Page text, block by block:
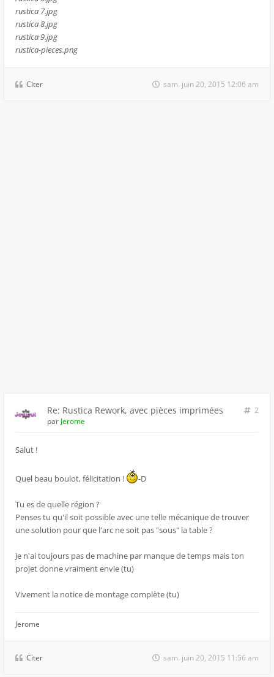
rustica 7.jpg
rustica 8.jpg
rustica 9.jpg
rustica-pieces.png
Citer sam. juin 20, 2015 12:06 am
Re: Rustica Rework, avec pièces imprimées
2
par Jerome
Salut !
Quel beau boulot, félicitation ! -D
Tu es de quelle région ?
Penses tu qu'il soit possible avec une telle mécanique de trouver
une solution pour que l'arc ne soit pas "sous" la table ?
Je n'ai toujours pas de machine par manque de temps mais ton
projet donne vraiment envie (tu)
Vivement la notice de montage complète (tu)
Jerome
Citer sam. juin 20, 2015 11:56 am